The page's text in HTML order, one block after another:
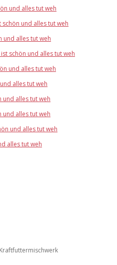
und alles tut weh
schön und alles tut weh
und alles tut weh
ist schön und alles tut weh
und alles tut weh
alles tut weh
und alles tut weh
und alles tut weh
und alles tut weh
alles tut weh